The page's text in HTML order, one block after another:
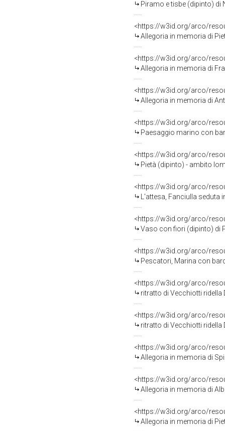
Piramo e tisbe (dipinto) di
<https://w3id.org/arco/
Allegoria in memoria di
<https://w3id.org/arco/
Allegoria in memoria di Francesca
<https://w3id.org/arco/
Allegoria in memoria di
<https://w3id.org/arco/
Paesaggio marino con
<https://w3id.org/arco/
Pietà (dipinto) - ambito
<https://w3id.org/arco/
L'attesa, Fanciulla
<https://w3id.org/arco/
Vaso con fiori (dipinto) di
<https://w3id.org/arco/
Pescatori, Marina con
<https://w3id.org/arco/
ritratto di Vecchiotti
<https://w3id.org/arco/
ritratto di Vecchiotti ridella
<https://w3id.org/arco/
Allegoria in memoria di
<https://w3id.org/arco/
Allegoria in memoria di Alberto
<https://w3id.org/arco/
Allegoria in memoria di